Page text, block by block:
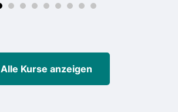
Alle Kurse anzeigen